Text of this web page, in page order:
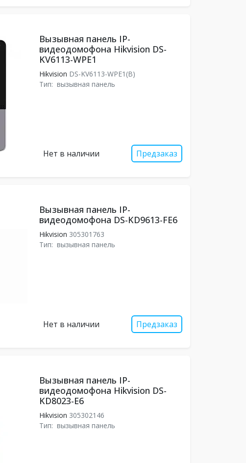
Вызывная панель IP-
видеодомофона Hikvision DS-
KV6113-WPE1
Hikvision DS-KV6113-WPE1(B)
Тип: вызывная панель
Нет в наличии Предзаказ
Вызывная панель IP-
видеодомофона DS-KD9613-FE6
Hikvision 305301763
Тип: вызывная панель
Нет в наличии Предзаказ
Вызывная панель IP-
видеодомофона Hikvision DS-
KD8023-E6
Hikvision 305302146
Тип: вызывная панель